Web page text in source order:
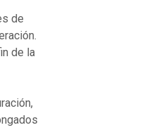
de
de la